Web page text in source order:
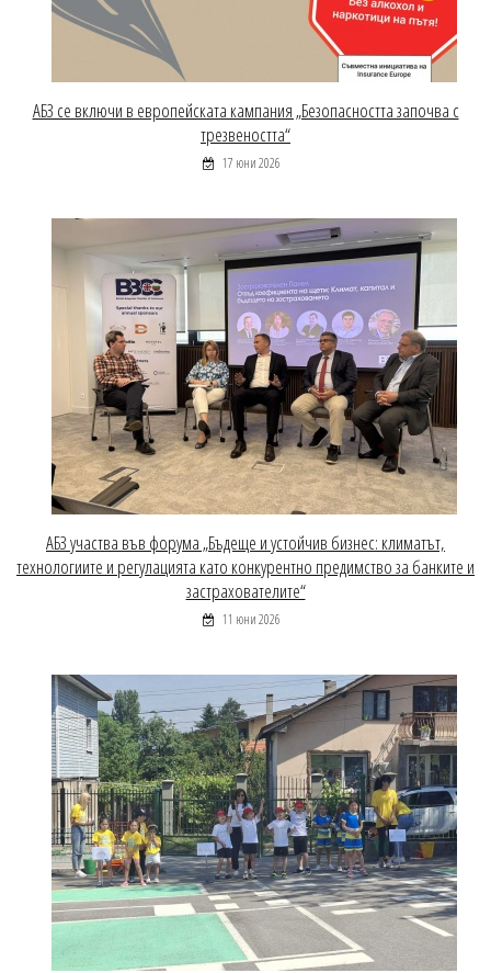
АБЗ се включи в европейската кампания „Безопасността започва с
трезвеността“
17 юни 2026
АБЗ участва във форума „Бъдеще и устойчив бизнес: климатът,
технологиите и регулацията като конкурентно предимство за банките и
застрахователите“
11 юни 2026